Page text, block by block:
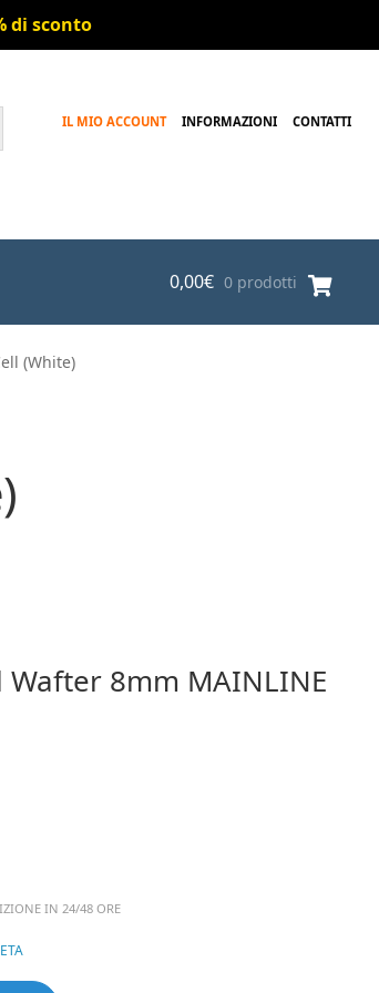
di sconto
IL MIO ACCOUNT INFORMAZIONI CONTATTI
0,00€ 0 prodotti
(White)
8mm MAINLINE
IN 24/48 ORE